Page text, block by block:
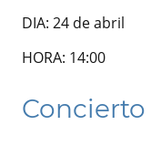
DIA: 24 de abril
HORA: 14:00
Concierto